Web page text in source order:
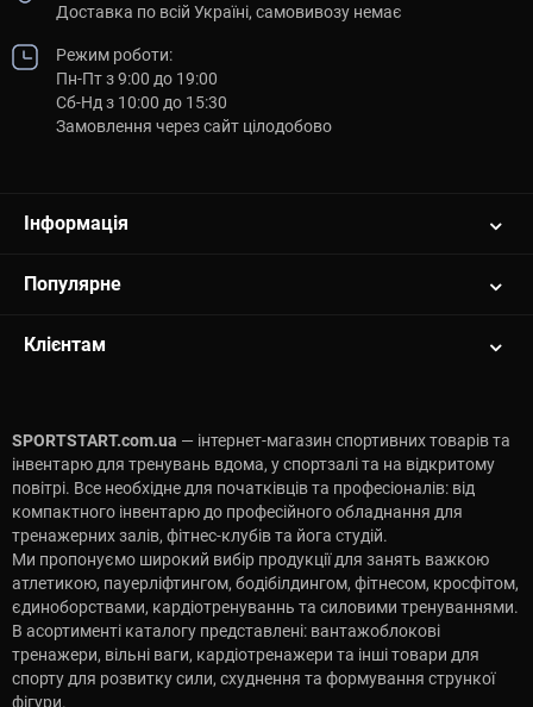
Доставка по всій Україні, самовивозу немає
Режим роботи:
Пн-Пт з 9:00 до 19:00
Сб-Нд з 10:00 до 15:30
Замовлення через сайт цілодобово
Інформація
Популярне
Клієнтам
SPORTSTART.com.ua — інтернет-магазин спортивних товарів та
інвентарю для тренувань вдома, у спортзалі та на відкритому
повітрі. Все необхідне для початківців та професіоналів: від
компактного інвентарю до професійного обладнання для
тренажерних залів, фітнес-клубів та йога студій.
Ми пропонуємо широкий вибір продукції для занять важкою
атлетикою, пауерліфтингом, бодібілдингом, фітнесом, кросфітом,
єдиноборствами, кардіотренуваннь та силовими тренуваннями.
В асортименті каталогу представлені: вантажоблокові
тренажери, вільні ваги, кардіотренажери та інші товари для
спорту для розвитку сили, схуднення та формування стрункої
фігури.